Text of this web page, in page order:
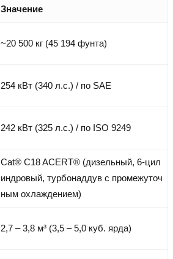
Значение
~20 500 кг (45 194 фунта)
254 кВт (340 л.с.) / по SAE
242 кВт (325 л.с.) / по ISO 9249
Cat® C18 ACERT® (дизельный, 6-цил
индровый, турбонаддув с промежуточ
ным охлаждением)
2,7 – 3,8 м³ (3,5 – 5,0 куб. ярда)